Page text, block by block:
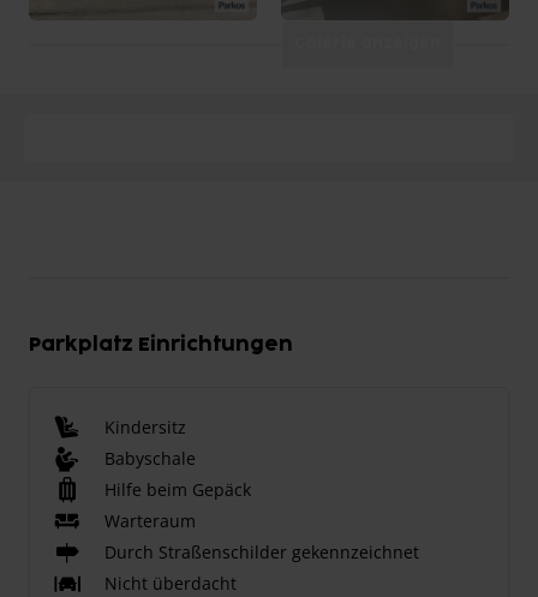
Parkplatz Einrichtungen
Kindersitz
Babyschale
Hilfe beim Gepäck
Warteraum
Durch Straßenschilder gekennzeichnet
Nicht überdacht